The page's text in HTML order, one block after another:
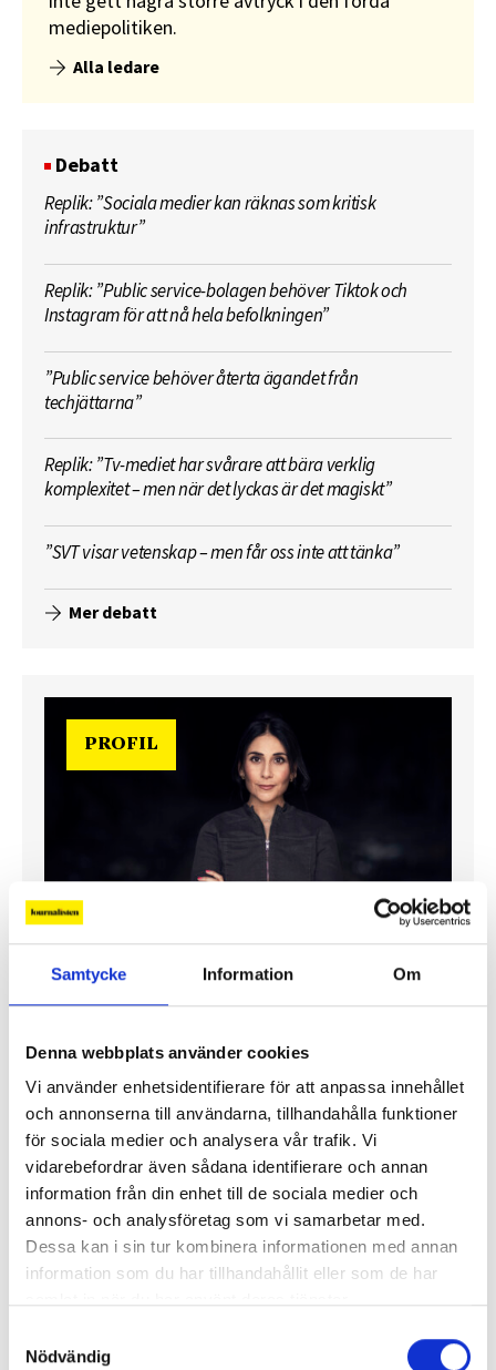
Samtycke Information Om
Denna webbplats använder cookies
Vi använder enhetsidentifierare för att anpassa innehållet
och annonserna till användarna, tillhandahålla funktioner
för sociala medier och analysera vår trafik. Vi
vidarebefordrar även sådana identifierare och annan
information från din enhet till de sociala medier och
annons- och analysföretag som vi samarbetar med.
Dessa kan i sin tur kombinera informationen med annan
information som du har tillhandahållit eller som de har
Nödvändig
mediepolitiken.
Alla ledare
Debatt
Replik: ”Sociala medier kan räknas som kritisk
infrastruktur”
Replik: ”Public service-bolagen behöver Tiktok och
Instagram för att nå hela befolkningen”
”Public service behöver återta ägandet från
techjättarna”
Replik: ”Tv-mediet har svårare att bära verklig
komplexitet – men när det lyckas är det magiskt”
”SVT visar vetenskap – men får oss inte att tänka”
Mer debatt
PROFIL
kännas nära”
Fler profiler